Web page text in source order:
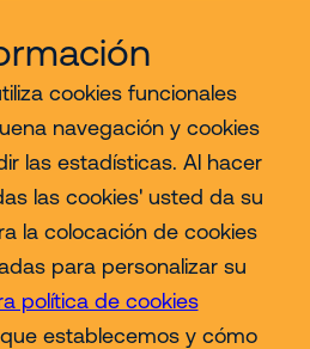
cookies funcionales
navegación y cookies
las estadísticas. Al hacer
las cookies' usted da su
la colocación de cookies
para personalizar su
política de cookies
establecemos y cómo